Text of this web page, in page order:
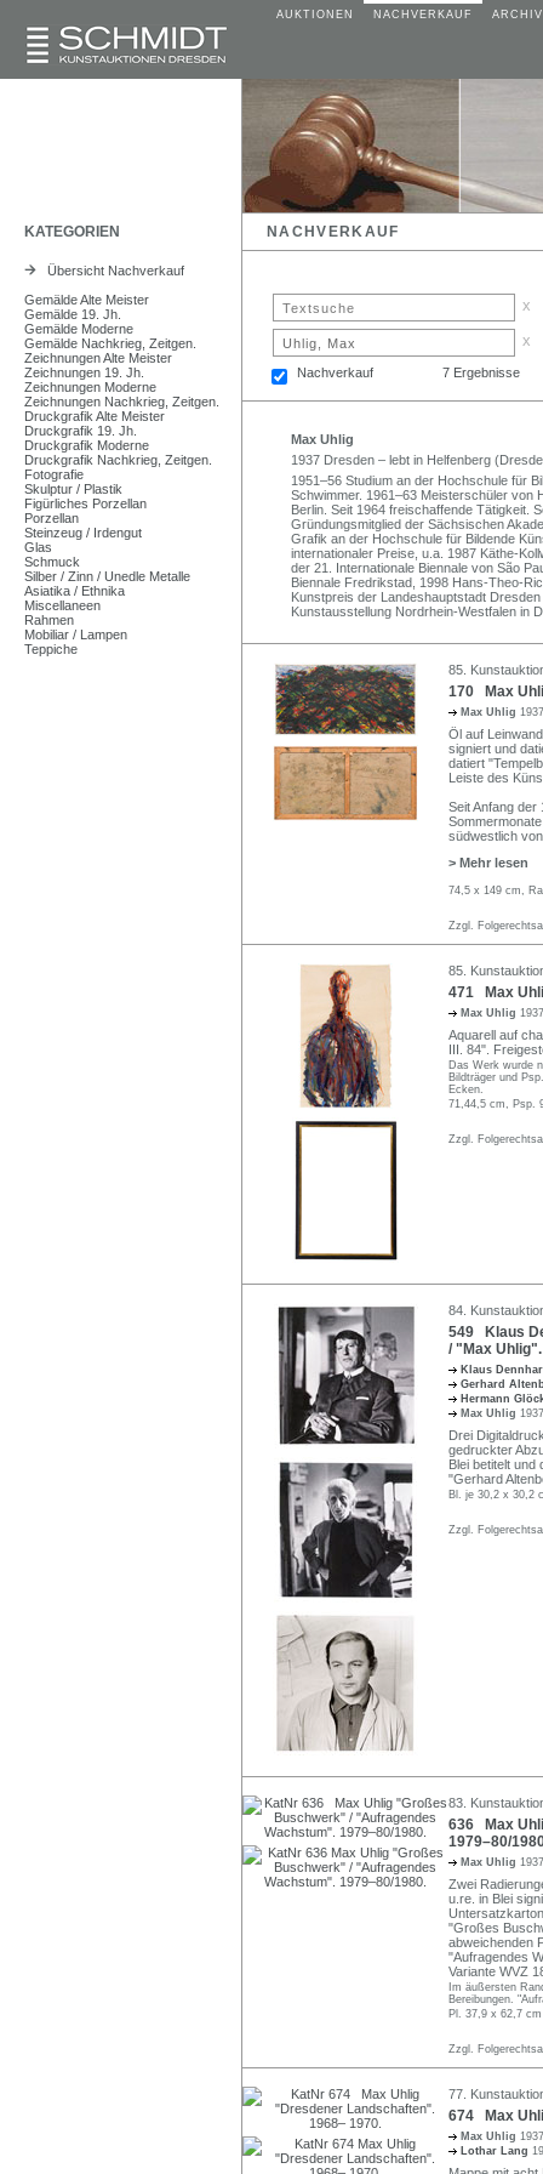
AUKTIONEN NACHVERKAUF ARCHIV
KATEGORIEN NACHVERKAUF
Übersicht Nachverkauf
Gemälde Alte Meister
Gemälde 19. Jh.
Gemälde Moderne
Gemälde Nachkrieg, Zeitgen.
Zeichnungen Alte Meister
Zeichnungen 19. Jh.
Zeichnungen Moderne
Zeichnungen Nachkrieg, Zeitgen.
Druckgrafik Alte Meister
Druckgrafik 19. Jh.
Druckgrafik Moderne
Druckgrafik Nachkrieg, Zeitgen.
Fotografie
Skulptur / Plastik
Figürliches Porzellan
Porzellan
Steinzeug / Irdengut
Glas
Schmuck
Silber / Zinn / Unedle Metalle
Asiatika / Ethnika
Miscellaneen
Rahmen
Mobiliar / Lampen
Teppiche
x
x
Nachverkauf 7 Ergebnisse
Max Uhlig
1937 Dresden – lebt in Helfenberg
1951–56 Studium an der Hochschule für
Schwimmer. 1961–63 Meisterschüler von
Berlin. Seit 1964 freischaffende Tätigkeit.
Gründungsmitglied der Sächsischen
Grafik an der Hochschule für Bildende
internationaler Preise, u.a. 1987 Käthe-
der 21. Internationale Biennale von São
Biennale Fredrikstad, 1998 Hans-Theo-
Kunstpreis der Landeshauptstadt
Kunstausstellung Nordrhein-Westfalen in
85.
170 Max
Max Uhlig
Öl auf
signiert und
datiert
Leiste des
Seit Anfang
südwestlich
> Mehr lesen
74,5 x 149 cm,
Zzgl.
85.
471 Max
Max Uhlig
Aquarell auf
III. 84".
Das Werk wurde
Bildträger und
Ecken.
71,44,5 cm, Psp.
Zzgl.
84.
549 Klaus
/ "Max
Klaus
Gerhard
Hermann
Max Uhlig
Drei
gedruckter
Blei betitelt
"Gerhard
Bl. je 30,2 x 30,2
Zzgl.
83.
636 Max
1979–80/
Max Uhlig
Zwei
u.re. in Blei
"Großes
abweichenden
"Aufragendes
Variante WVZ
Im äußersten
Bereibungen.
Pl. 37,9 x 62,7
Zzgl.
77.
674 Max
Max Uhlig
Lothar Lang